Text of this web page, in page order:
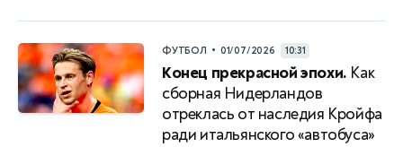
ФУТБОЛ • 01/07/2026 10:31
Конец прекрасной эпохи. Как
сборная Нидерландов
отреклась от наследия Кройфа
ради итальянского «автобуса»